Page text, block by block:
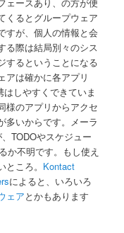
くるとグループウェア
すが、個人の情報と会
る際は結局別々のシス
するということになる
アは確かに各アプリ
はしやすくできていま
様のアプリからアクセ
多いからです。メーラ
TODOやスケジュー
か不明です。もし使え
ころ。 Kontact
によると、いろいろ
ェアとかもあります